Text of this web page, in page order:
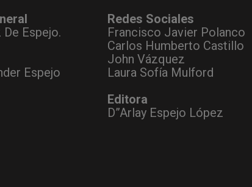
Espejo.
Espejo
Redes Sociales
Francisco Javier Polanco
Carlos Humberto Castillo
John Vázquez
Laura Sofía Mulford
Editora
D”Arlay Espejo López